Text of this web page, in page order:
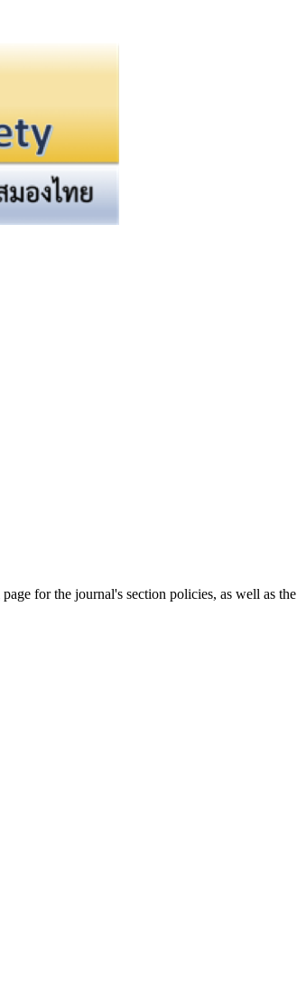
page for the journal's section policies, as well as the